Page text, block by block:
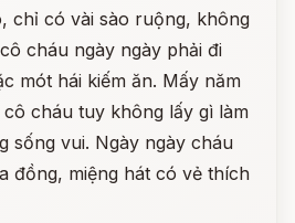
chỉ có vài sào ruộng, không
cháu ngày ngày phải đi
mót hái kiếm ăn. Mấy năm
cháu tuy không lấy gì làm
sống vui. Ngày ngày cháu
đồng, miệng hát có vẻ thích